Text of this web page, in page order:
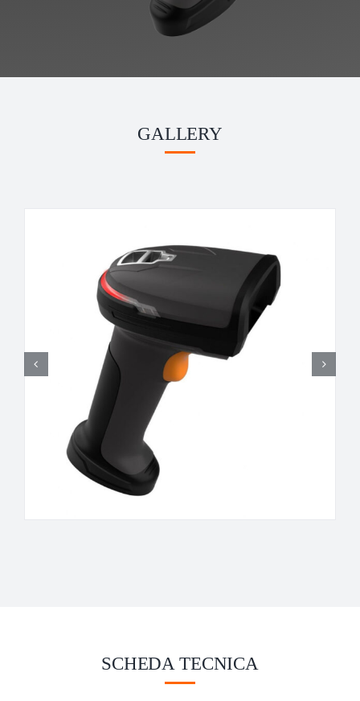
GALLERY
SCHEDA TECNICA